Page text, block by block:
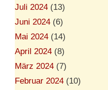
Juli 2024 (13)
Juni 2024 (6)
Mai 2024 (14)
April 2024 (8)
März 2024 (7)
Februar 2024 (10)